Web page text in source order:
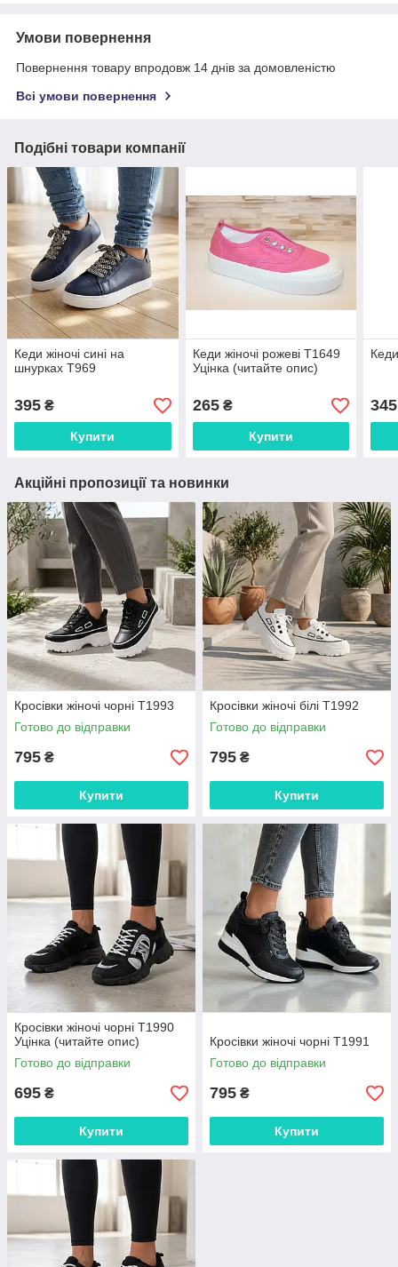
Умови повернення
Повернення товару впродовж 14 днів за домовленістю
Всі умови повернення
Подібні товари компанії
Кеди жіночі сині на
шнурках Т969
395 ₴
Купити
Кеди жіночі рожеві Т1649
Уцінка (читайте опис)
265₴
Купити
345
Акційні пропозиції та новинки
Кросівки жіночі чорні Т1993
Готово до відправки
795 ₴
Купити
Кросівки жіночі білі Т1992
Готово до відправки
795 ₴
Купити
Кросівки жіночі чорні Т1990
Уцінка (читайте опис)
Готово до відправки
695 ₴
Купити
Кросівки жіночі чорні Т1991
Готово до відправки
795 ₴
Купити